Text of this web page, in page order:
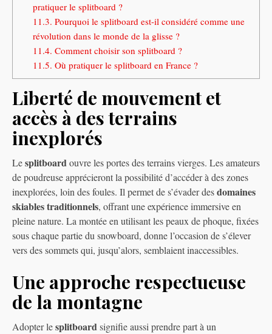
pratiquer le splitboard ?
11.3. Pourquoi le splitboard est-il considéré comme une
révolution dans le monde de la glisse ?
11.4. Comment choisir son splitboard ?
11.5. Où pratiquer le splitboard en France ?
Liberté de mouvement et
accès à des terrains
inexplorés
Lesplitboardouvre les portes des terrains vierges. Les amateurs
de poudreuse apprécieront la possibilité d’accéder à des zones
inexplorées, loin des foules. Il permet de s’évader desdomaines
skiables traditionnels, offrant une expérience immersive en
pleine nature. La montée en utilisant les peaux de phoque, fixées
sous chaque partie du snowboard, donne l’occasion de s’élever
vers des sommets qui, jusqu’alors, semblaient inaccessibles.
Une approche respectueuse
de la montagne
Adopter lesplitboardsignifie aussi prendre part à un